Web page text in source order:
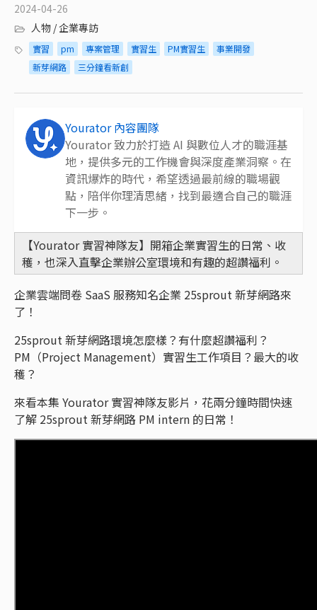
2024-04-26
人物 / 企業專訪
實習 pm 專案管理 實習生 PM實習生
事業開發
新芽網路
三分鐘看新創
Yourator 內容團隊
Yourator 致力於打造 AI 與數位人才的職涯基
地，提供多元的工作機會與深度產業洞察。在
資訊爆炸的時代，希望透過最前線的職場觀
點，陪伴你理清思緒，找到最適合自己的職涯
下一步。
【Yourator 實習神隊友】開箱企業實習生的日常、收
穫，也深入直擊企業辦公室環境和有趣的超讚福利。
企業雲端問卷 SaaS 服務知名企業 25sprout 新芽網路來
了！
25sprout 新芽網路環境怎麼樣？有什麼超讚福利？
PM（Project Management）實習生工作項目？最大的收
穫？
來看本集 Yourator 實習神隊友影片，花兩分鐘時間快速
了解 25sprout 新芽網路 PM intern 的日常！